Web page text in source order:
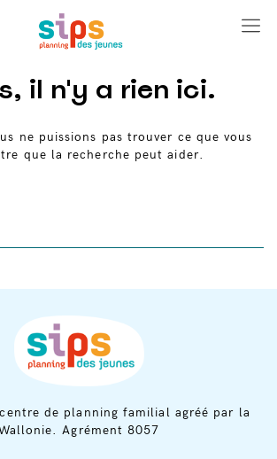
il n'y a rien ici.
ne puissions pas trouver ce que vous
que la recherche peut aider.
de planning familial agréé par la
Agrément 8057